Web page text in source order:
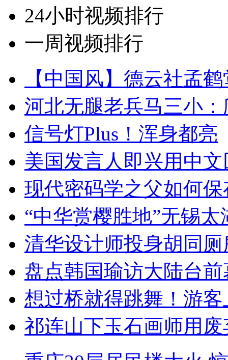
24小时视频排行
一周视频排行
【中国风】德云社孟
河北无腿老兵马三小
信号灯Plus！浑身都亮
美国发言人即兴用中
现代密码学之父如何
“中华赏樱胜地”无锡
清华设计师投身胡同
盘点韩国瑜访大陆台
想过桥就得跳舞！游客
祁连山下玉石画师用